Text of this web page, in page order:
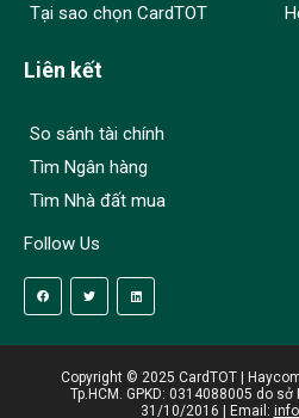
Tại sao chọn CardTOT
Liên kết
So sánh tài chính
Tìm Ngân hàng
Tìm Nhà đất mua
Follow Us
Copyright © 2025 CardTOT |
Tp.HCM. GPKD: 0314088005 do sở
31/10/2016 | Email: